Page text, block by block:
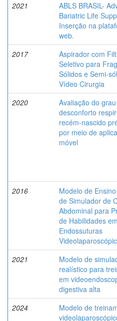
2021
ABLS BRASIL-
Bariatric Life
Inserção na
web.
2017
Aspirador com
Seletivo para
Sólidos e Semi-
Vídeo Cirurgia
2020
Avaliação do
desconforto
recém-nascido
por meio de
móvel
2016
Modelo de
de Simulador de
Abdominal para
de Habilidades em
Endossuturas
2021
Modelo de
realístico para
em
digestiva alta
2024
Modelo de